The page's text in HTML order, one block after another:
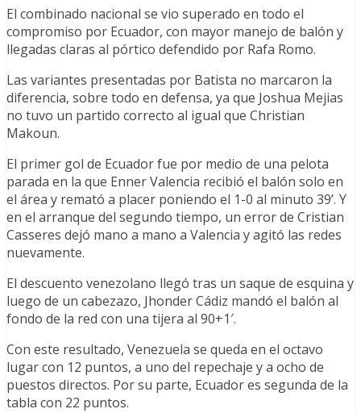
El combinado nacional se vio superado en todo el
compromiso por Ecuador, con mayor manejo de balón y
llegadas claras al pórtico defendido por Rafa Romo.
Las variantes presentadas por Batista no marcaron la
diferencia, sobre todo en defensa, ya que Joshua Mejias
no tuvo un partido correcto al igual que Christian
Makoun.
El primer gol de Ecuador fue por medio de una pelota
parada en la que Enner Valencia recibió el balón solo en
el área y remató a placer poniendo el 1-0 al minuto 39’. Y
en el arranque del segundo tiempo, un error de Cristian
Casseres dejó mano a mano a Valencia y agitó las redes
nuevamente.
El descuento venezolano llegó tras un saque de esquina y
luego de un cabezazo, Jhonder Cádiz mandó el balón al
fondo de la red con una tijera al 90+1′.
Con este resultado, Venezuela se queda en el octavo
lugar con 12 puntos, a uno del repechaje y a ocho de
puestos directos. Por su parte, Ecuador es segunda de la
tabla con 22 puntos.